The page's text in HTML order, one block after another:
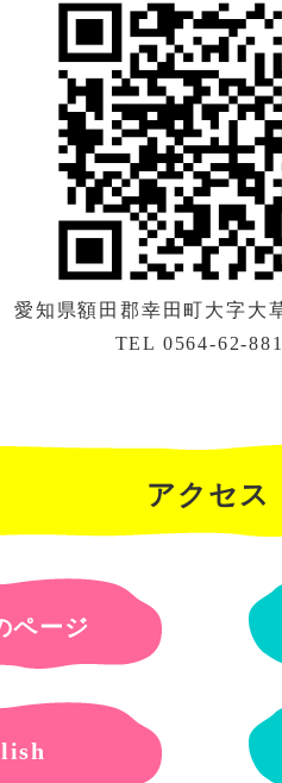
愛知県額田郡幸田町大字大
TEL 0564-62-
アクセス
ページ